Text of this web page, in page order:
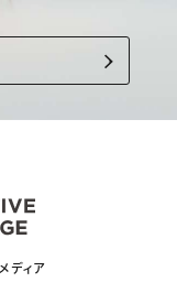
ディア